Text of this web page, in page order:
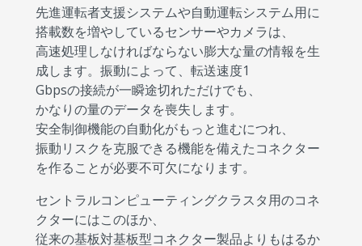
先進運転者支援システムや自動運転システム用に
搭載数を増やしているセンサーやカメラは、
高速処理しなければならない膨大な量の情報を生
成します。振動によって、転送速度1
Gbpsの接続が一瞬途切れただけでも、
かなりの量のデータを喪失します。
安全制御機能の自動化がもっと進むにつれ、
振動リスクを克服できる機能を備えたコネクター
を作ることが必要不可欠になります。
セントラルコンピューティングクラスタ用のコネ
クターにはこのほか、
従来の基板対基板型コネクター製品よりもはるか